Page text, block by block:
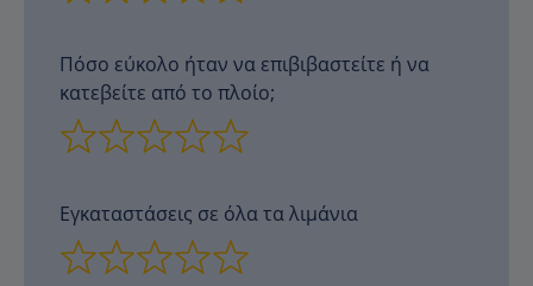
Πόσο εύκολο ήταν να επιβιβαστείτε ή να
κατεβείτε από το πλοίο;
Εγκαταστάσεις σε όλα τα λιμάνια